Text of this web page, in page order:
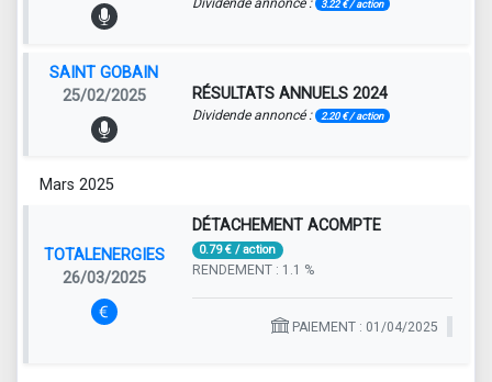
Dividende annoncé : 3.22 € / action
SAINT GOBAIN
25/02/2025
RÉSULTATS ANNUELS 2024
Dividende annoncé : 2.20 € / action
Mars 2025
TOTALENERGIES
26/03/2025
DÉTACHEMENT ACOMPTE
0.79 € / action
RENDEMENT : 1.1 %
PAIEMENT : 01/04/2025